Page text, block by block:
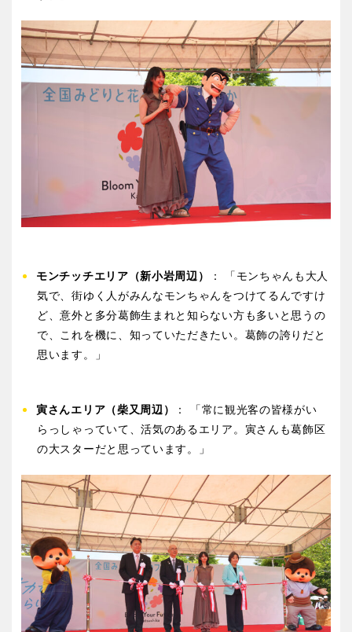
モンチッチエリア（新小岩周辺）
： 「モンちゃんも大人
気で、街ゆく人がみんなモンちゃんをつけてるんですけ
ど、意外と多分葛飾生まれと知らない方も多いと思うの
で、これを機に、知っていただきたい。葛飾の誇りだと
思います。」
寅さんエリア（柴又周辺）
： 「常に観光客の皆様がい
らっしゃっていて、活気のあるエリア。寅さんも葛飾区
の大スターだと思っています。」